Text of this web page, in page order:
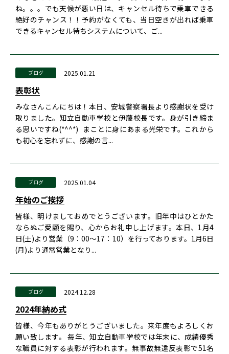
ね。。。でも天候が悪い日は、キャンセル待ちで乗車できる
絶好のチャンス！！予約がなくても、当日空きが出れば乗車
できるキャンセル待ちシステムについて、ご...
ブログ 2025.01.21
表彰状
みなさんこんにちは！本日、安城警察署長より感謝状を受け
取りました。知立自動車学校と伊藤校長です。身が引き締ま
る思いですね(*^^*) まことに身にあまる光栄です。これから
も初心を忘れずに、感謝の言...
ブログ 2025.01.04
年始のご挨拶
皆様、明けましておめでとうございます。旧年中はひとかた
ならぬご愛顧を賜り、心からお礼申し上げます。本日、1月4
日(土)より営業（9：00～17：10）を行っております。1月6日
(月)より通常営業となり...
ブログ 2024.12.28
2024年納め式
皆様、今年もありがとうございました。来年度もよろしくお
願い致します。 毎年、知立自動車学校では年末に、成績優秀
な職員に対する表彰が行われます。無事故無違反表彰で51名